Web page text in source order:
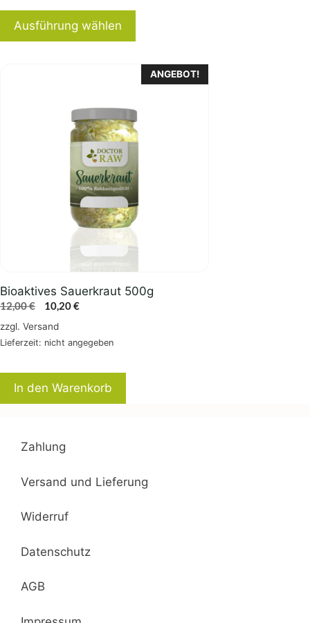
Ausführung wählen
ANGEBOT!
Bioaktives Sauerkraut 500g
12,00€
Ursprünglicher
Preis
war:
10,20€Aktueller
ist:
zzgl. Versand
Lieferzeit: nicht angegeben
In den Warenkorb
Zahlung
Versand und Lieferung
Widerruf
Datenschutz
AGB